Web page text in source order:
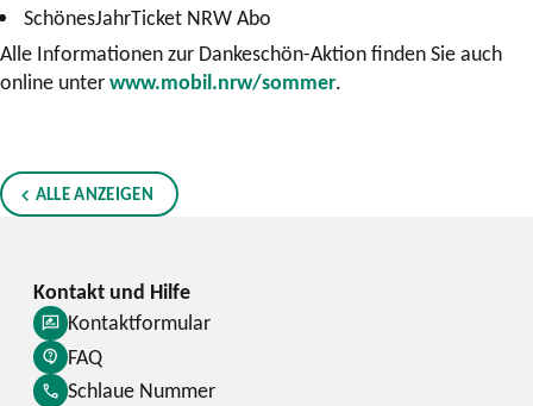
SchönesJahrTicket NRW Abo
Alle Informationen zur Dankeschön-Aktion finden Sie auch
online unterwww.mobil.nrw/sommer.
ALLE ANZEIGEN
Kontaktformular
FAQ
Schlaue Nummer